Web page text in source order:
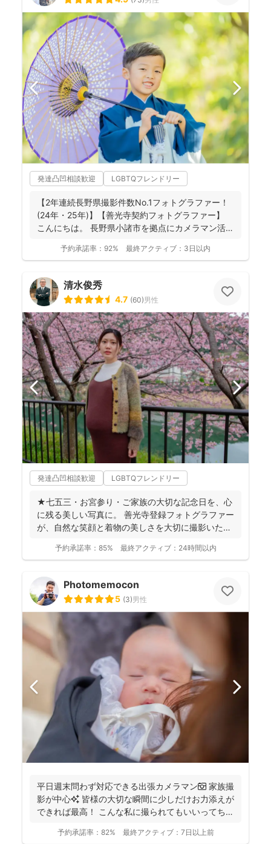
発達凸凹相談歓迎 LGBTQフレンドリー
【2年連続長野県撮影件数No.1フォトグラファー！
(24年・25年)】【善光寺契約フォトグラファー】
こんにちは。 長野県小諸市を拠点にカメラマン活
予約承諾率： 92% 最終アクティブ： 3日以内
清水俊秀
4.7 (60)男性
発達凸凹相談歓迎 LGBTQフレンドリー
★七五三・お宮参り・ご家族の大切な記念日を、心
に残る美しい写真に。 善光寺登録フォトグラファー
が、自然な笑顔と着物の美しさを大切に撮影いたし
予約承諾率： 85% 最終アクティブ： 24時間以内
Photomemocon
5 (3)男性
平日週末問わず対応できる出張カメラマン📷 家族撮
影が中心✨ 皆様の大切な瞬間に少しだけお力添えが
できれば最高！ こんな私に撮られてもいいってちら
予約承諾率： 82% 最終アクティブ： 7日以上前